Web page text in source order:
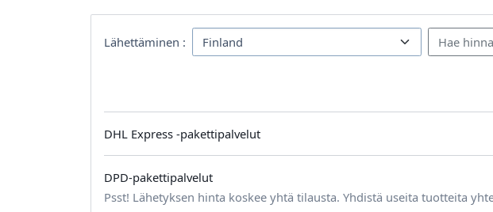
Lähettäminen :
DHL Express -pakettipalvelut
DPD-pakettipalvelut
Psst! Lähetyksen hinta koskee yhtä tilausta. Yhdistä useita tuotteita